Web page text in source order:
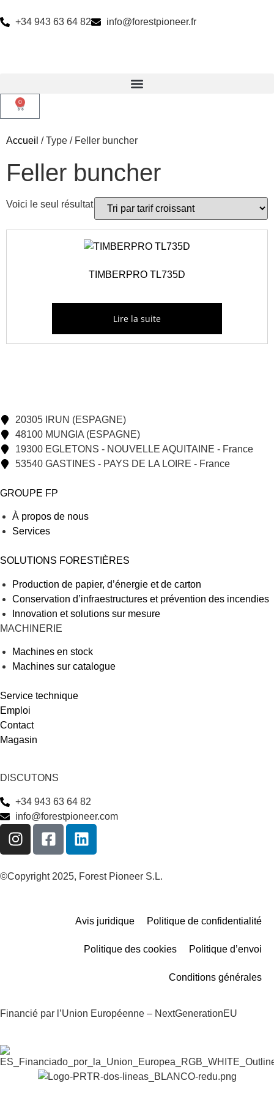
+34 943 63 64 82 info@forestpioneer.fr
0
Accueil / Type / Feller buncher
Feller buncher
Voici le seul résultat
TIMBERPRO TL735D
Lire la suite
20305 IRUN (ESPAGNE)
48100 MUNGIA (ESPAGNE)
19300 EGLETONS - NOUVELLE AQUITAINE - France
53540 GASTINES - PAYS DE LA LOIRE - France
GROUPE FP
À propos de nous
Services
SOLUTIONS FORESTIÈRES
Production de papier, d’énergie et de carton
Conservation d’infraestructures et prévention des incendies
Innovation et solutions sur mesure
MACHINERIE
Machines en stock
Machines sur catalogue
Service technique
Emploi
Contact
Magasin
DISCUTONS
+34 943 63 64 82
info@forestpioneer.com
©Copyright 2025, Forest Pioneer S.L.
Avis juridique Politique de confidentialité
Politique des cookies Politique d’envoi
Conditions générales
Financié par l’Union Européenne – NextGenerationEU